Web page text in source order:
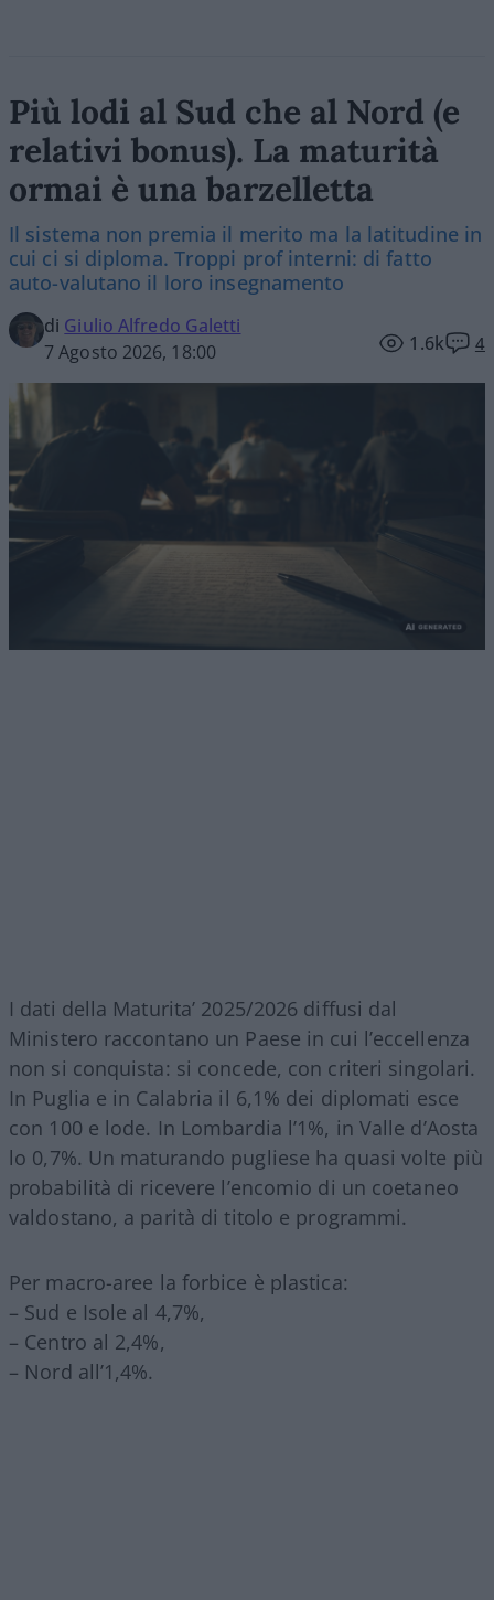
Più lodi al Sud che al Nord (e
relativi bonus). La maturità
ormai è una barzelletta
Il sistema non premia il merito ma la latitudine in
cui ci si diploma. Troppi prof interni: di fatto
auto-valutano il loro insegnamento
di Giulio Alfredo Galetti
7 Agosto 2026, 18:00
1.6k 4
I dati della Maturita’ 2025/2026 diffusi dal
Ministero raccontano un Paese in cui l’eccellenza
non si conquista: si concede, con criteri singolari.
In Puglia e in Calabria il 6,1% dei diplomati esce
con 100 e lode. In Lombardia l’1%, in Valle d’Aosta
lo 0,7%. Un maturando pugliese ha quasi volte più
probabilità di ricevere l’encomio di un coetaneo
valdostano, a parità di titolo e programmi.
Per macro-aree la forbice è plastica:
– Sud e Isole al 4,7%,
– Centro al 2,4%,
– Nord all’1,4%.